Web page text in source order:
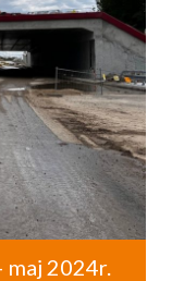
maj 2024r.